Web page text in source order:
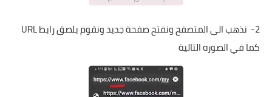
2- نذهب الى المتصفح ونفتح صفحة جديد ونقوم بلصق رابط URL
كما في الصوره التالية